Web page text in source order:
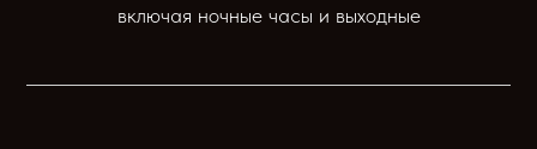
включая ночные часы и выходные